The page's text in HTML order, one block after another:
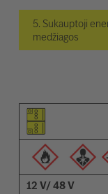
5. Sukauptoji
medžiagos
Elemento piktograma
Įspėjimų piktogramos
Aprašymas
12 V/ 48 V